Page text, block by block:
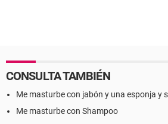
CONSULTA TAMBIÉN
Me masturbe con jabón y una esponja y
Me masturbe con Shampoo